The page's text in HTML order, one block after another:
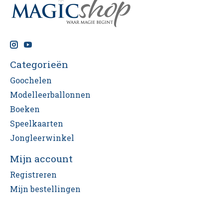
Categorieën
Goochelen
Modelleerballonnen
Boeken
Speelkaarten
Jongleerwinkel
Mijn account
Registreren
Mijn bestellingen